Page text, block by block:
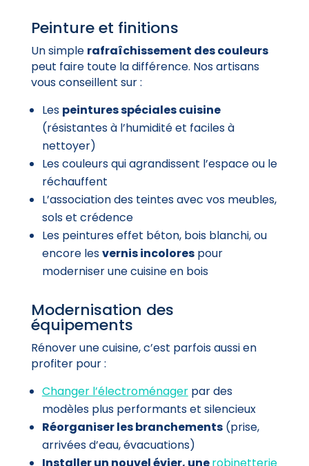
Peinture et finitions
Un simple rafraîchissement des couleurs
peut faire toute la différence. Nos artisans
vous conseillent sur :
Les peintures spéciales cuisine
(résistantes à l’humidité et faciles à
nettoyer)
Les couleurs qui agrandissent l’espace ou le
réchauffent
L’association des teintes avec vos meubles,
sols et crédence
Les peintures effet béton, bois blanchi, ou
encore lesvernis incolorespour
moderniser une cuisine en bois
Modernisation des
équipements
Rénover une cuisine, c’est parfois aussi en
profiter pour :
Changer l’électroménagerpar des
modèles plus performants et silencieux
Réorganiser les branchements(prise,
arrivées d’eau, évacuations)